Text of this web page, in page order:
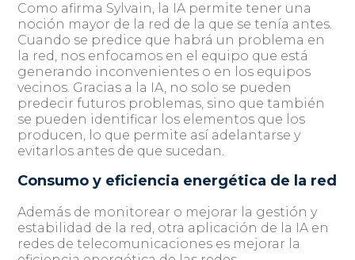
Como afirma Sylvain, la IA permite tener una
noción mayor de la red de la que se tenía antes.
Cuando se predice que habrá un problema en
la red, nos enfocamos en el equipo que está
generando inconvenientes o en los equipos
vecinos. Gracias a la IA, no solo se pueden
predecir futuros problemas, sino que también
se pueden identificar los elementos que los
producen, lo que permite así adelantarse y
evitarlos antes de que sucedan.
Consumo y eficiencia energética de la red
Además de monitorear o mejorar la gestión y
estabilidad de la red, otra aplicación de la IA en
redes de telecomunicaciones es mejorar la